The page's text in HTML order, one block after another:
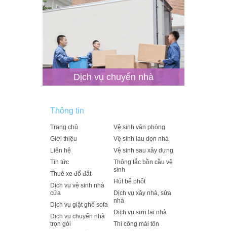
Dịch vụ chuyển nhà
Thông tin
Trang chủ
Giới thiệu
Liên hệ
Tin tức
Thuê xe đổ đất
Dịch vụ vệ sinh nhà
cửa
Dịch vụ giặt ghế sofa
Dịch vụ chuyển nhà
trọn gói
Vệ sinh văn phòng
Vệ sinh lau dọn nhà
Vệ sinh sau xây dựng
Thông tắc bồn cầu vệ
sinh
Hút bể phốt
Dịch vụ xây nhà, sửa
nhà
Dịch vụ sơn lại nhà
Thi công mái tôn